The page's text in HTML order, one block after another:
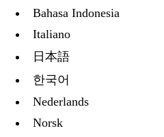
Bahasa Indonesia
Italiano
日本語
한국어
Nederlands
Norsk